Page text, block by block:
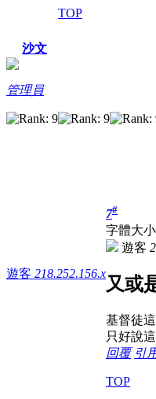
TOP
沙文
管理員
遊客 218.252.156.x
7#
字體大
遊客
又或
基督徒
只好說
回覆 引
TOP